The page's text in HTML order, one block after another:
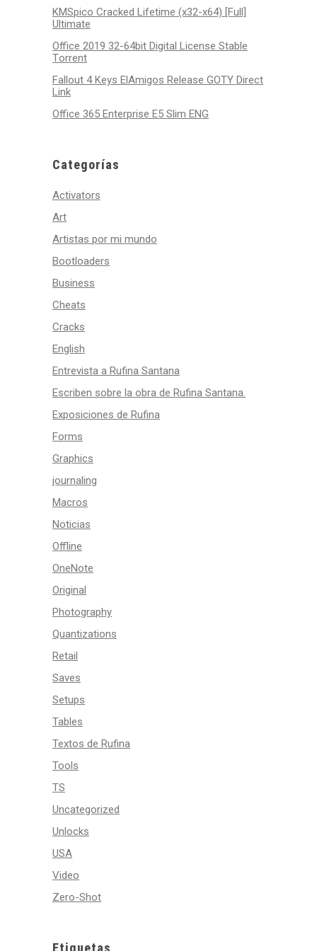
KMSpico Cracked Lifetime (x32-x64) [Full]
Ultimate
Office 2019 32-64bit Digital License Stable
Tоrrеnt
Fallout 4 Keys ElAmigos Release GOTY Direct
Link
Office 365 Enterprise E5 Slim ENG
Categorías
Activators
Art
Artistas por mi mundo
Bootloaders
Business
Cheats
Cracks
English
Entrevista a Rufina Santana
Escriben sobre la obra de Rufina Santana.
Exposiciones de Rufina
Forms
Graphics
journaling
Macros
Noticias
Offline
OneNote
Original
Photography
Quantizations
Retail
Saves
Setups
Tables
Textos de Rufina
Tools
TS
Uncategorized
Unlocks
USA
Video
Zero-Shot
Etiquetas